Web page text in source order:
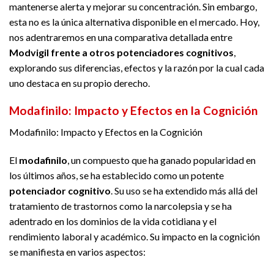
mantenerse alerta y mejorar su concentración. Sin embargo,
esta no es la única alternativa disponible en el mercado. Hoy,
nos adentraremos en una comparativa detallada entre
Modvigil frente a otros potenciadores cognitivos,
explorando sus diferencias, efectos y la razón por la cual cada
uno destaca en su propio derecho.
Modafinilo: Impacto y Efectos en la Cognición
Modafinilo: Impacto y Efectos en la Cognición
El modafinilo , un compuesto que ha ganado popularidad en
los últimos años, se ha establecido como un potente
potenciador cognitivo . Su uso se ha extendido más allá del
tratamiento de trastornos como la narcolepsia y se ha
adentrado en los dominios de la vida cotidiana y el
rendimiento laboral y académico. Su impacto en la cognición
se manifiesta en varios aspectos: